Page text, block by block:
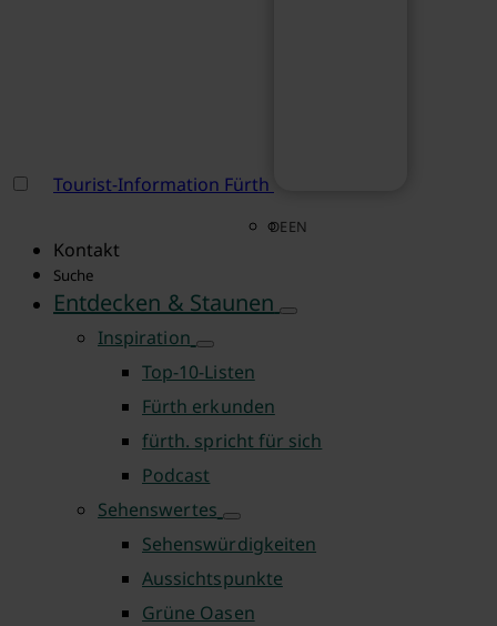
Tourist-Information Fürth
DEEN
Kontakt
Suche
Entdecken & Staunen
Inspiration
Top-10-Listen
Fürth erkunden
fürth. spricht für sich
Podcast
Sehenswertes
Sehenswürdigkeiten
Aussichtspunkte
Grüne Oasen